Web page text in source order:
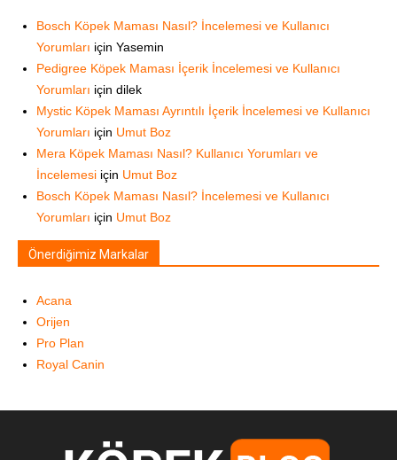
Bosch Köpek Maması Nasıl? İncelemesi ve Kullanıcı
Yorumları için Yasemin
Pedigree Köpek Maması İçerik İncelemesi ve Kullanıcı
Yorumları için dilek
Mystic Köpek Maması Ayrıntılı İçerik İncelemesi ve Kullanıcı
Yorumları için Umut Boz
Mera Köpek Maması Nasıl? Kullanıcı Yorumları ve
İncelemesi için Umut Boz
Bosch Köpek Maması Nasıl? İncelemesi ve Kullanıcı
Yorumları için Umut Boz
Önerdiğimiz Markalar
Acana
Orijen
Pro Plan
Royal Canin